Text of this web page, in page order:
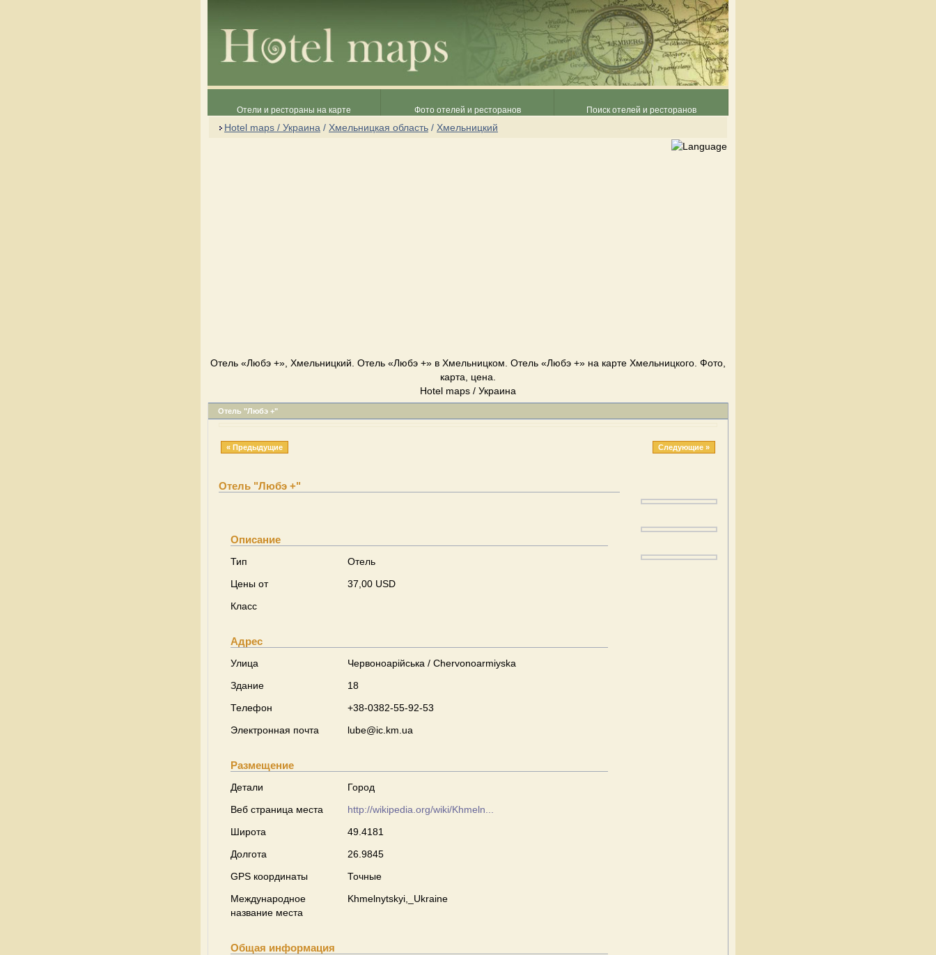
Отели и рестораны на карте Фото отелей и ресторанов Поиск отелей и ресторанов
Hotel maps / Украина / Хмельницкая область / Хмельницкий
Отель «Любэ +», Хмельницкий. Отель «Любэ +» в Хмельницком. Отель «Любэ +» на карте Хмельницкого. Фото,
карта, цена.
Hotel maps / Украина
Отель "Любэ +"
« Предыдущие Следующие »
Отель "Любэ +"
Описание
Тип
Отель
Цены от
37,00 USD
Класс
Адрес
Улица
Червоноарійська / Chervonoarmiyska
Здание
18
Телефон
+38-0382-55-92-53
Электронная почта
lube@ic.km.ua
Размещение
Детали
Город
Веб страница места
http://wikipedia.org/wiki/Khmeln...
Широта
49.4181
Долгота
26.9845
GPS координаты
Точные
Международное
название места
Khmelnytskyi,_Ukraine
Общая информация